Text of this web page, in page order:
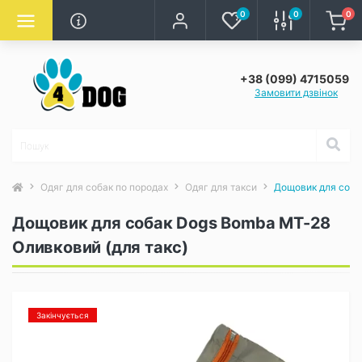
0 0 0
+38 (099) 4715059
Замовити дзвінок
Одяг для собак по породах Одяг для такси Дощовик для
Дощовик для собак Dogs Bomba MT-28
Оливковий (для такс)
Закінчується